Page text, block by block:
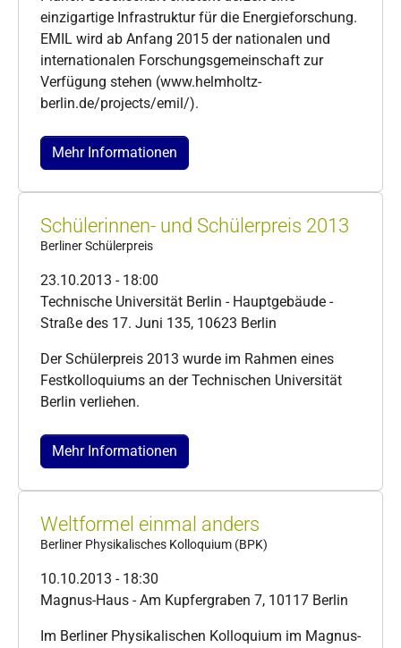
einzigartige Infrastruktur für die Energieforschung.
EMIL wird ab Anfang 2015 der nationalen und
internationalen Forschungsgemeinschaft zur
Verfügung stehen (www.helmholtz-
berlin.de/projects/emil/).
Mehr Informationen
Schülerinnen- und Schülerpreis 2013
Berliner Schülerpreis
23.10.2013 - 18:00
Technische Universität Berlin - Hauptgebäude -
Straße des 17. Juni 135, 10623 Berlin
Der Schülerpreis 2013 wurde im Rahmen eines
Festkolloquiums an der Technischen Universität
Berlin verliehen.
Mehr Informationen
Weltformel einmal anders
Berliner Physikalisches Kolloquium (BPK)
10.10.2013 - 18:30
Magnus-Haus - Am Kupfergraben 7, 10117 Berlin
Im Berliner Physikalischen Kolloquium im Magnus-